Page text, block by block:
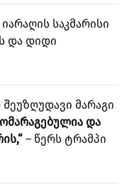
საკმარისი
და დიდი
მარაგი
და
– წერს ტრამპი